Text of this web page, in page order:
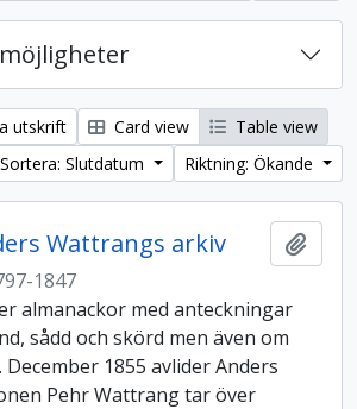
utskrift Card view
Table view
Sortera: Slutdatum
Riktning: Ökande
Wattrangs arkiv
1847
almanackor med anteckningar
sådd och skörd men även om
1855 avlider Anders
Pehr Wattrang tar över